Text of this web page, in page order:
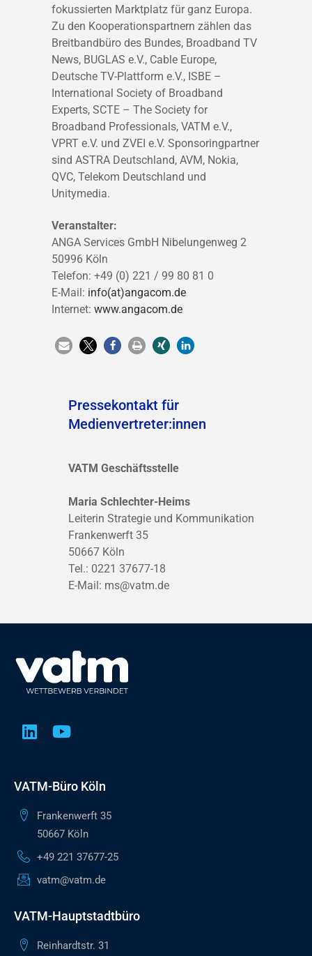
fokussierten Marktplatz für ganz Europa.
Zu den Kooperationspartnern zählen das
Breitbandbüro des Bundes, Broadband TV
News, BUGLAS e.V., Cable Europe,
Deutsche TV-Plattform e.V., ISBE –
International Society of Broadband
Experts, SCTE – The Society for
Broadband Professionals, VATM e.V.,
VPRT e.V. und ZVEI e.V. Sponsoringpartner
sind ASTRA Deutschland, AVM, Nokia,
QVC, Telekom Deutschland und
Unitymedia.
Veranstalter:
ANGA Services GmbH Nibelungenweg 2
50996 Köln
Telefon: +49 (0) 221 / 99 80 81 0
E-Mail: info(at)angacom.de
Internet: www.angacom.de
Pressekontakt für
Medienvertreter:innen
VATM Geschäftsstelle
Maria Schlechter-Heims
Leiterin Strategie und Kommunikation
Frankenwerft 35
50667 Köln
Tel.: 0221 37677-18
E-Mail: ms@vatm.de
VATM-Büro Köln
Frankenwerft 35
50667 Köln
+49 221 37677-25
vatm@vatm.de
VATM-Hauptstadtbüro
Reinhardtstr. 31